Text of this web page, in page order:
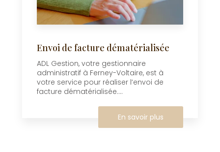
Envoi de facture dématérialisée
ADL Gestion, votre gestionnaire
administratif à Ferney-Voltaire, est à
votre service pour réaliser l’envoi de
facture dématérialisée....
En savoir plus